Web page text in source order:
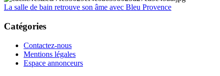
La salle de bain retrouve son âme avec Bleu Provence
Catégories
Contactez-nous
Mentions légales
Espace annonceurs